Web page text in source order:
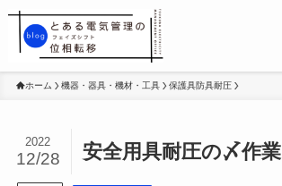
ホーム 機器・器具・機材・工具 保護具防具耐圧
安全用具耐圧の〆作業
2022
12/28